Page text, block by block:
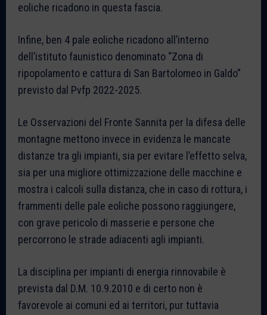
eoliche ricadono in questa fascia.
Infine, ben 4 pale eoliche ricadono all’interno
dell’istituto faunistico denominato “Zona di
ripopolamento e cattura di San Bartolomeo in Galdo”
previsto dal Pvfp 2022-2025.
Le Osservazioni del Fronte Sannita per la difesa delle
montagne mettono invece in evidenza le mancate
distanze tra gli impianti, sia per evitare l’effetto selva,
sia per una migliore ottimizzazione delle macchine e
mostra i calcoli sulla distanza, che in caso di rottura, i
frammenti delle pale eoliche possono raggiungere,
con grave pericolo di masserie e persone che
percorrono le strade adiacenti agli impianti.
La disciplina per impianti di energia rinnovabile è
prevista dal D.M. 10.9.2010 e di certo non è
favorevole ai comuni ed ai territori, pur tuttavia